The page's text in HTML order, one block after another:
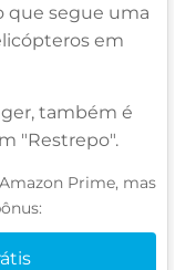
que segue uma
em
também é
"Restrepo".
Prime, mas